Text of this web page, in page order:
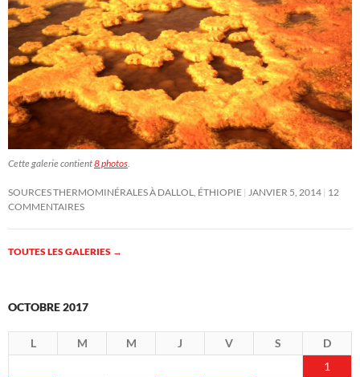
Cette galerie contient8 photos
SOURCES THERMOMINÉRALES À DALLOL, ÉTHIOPIE JANVIER 5, 2014 12
COMMENTAIRES
TOUTES LES GALERIES →
OCTOBRE 2017
L M M J V S
D
1